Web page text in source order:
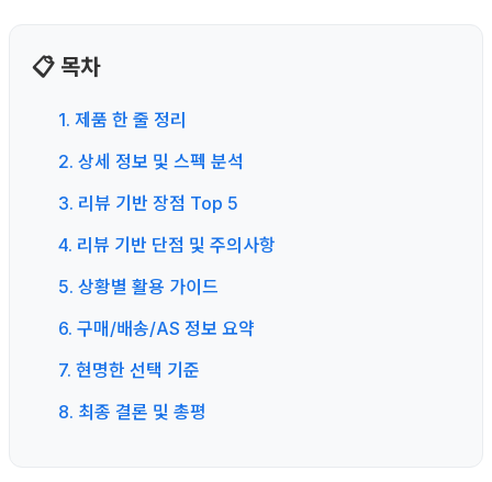
📋 목차
1. 제품 한 줄 정리
2. 상세 정보 및 스펙 분석
3. 리뷰 기반 장점 Top 5
4. 리뷰 기반 단점 및 주의사항
5. 상황별 활용 가이드
6. 구매/배송/AS 정보 요약
7. 현명한 선택 기준
8. 최종 결론 및 총평